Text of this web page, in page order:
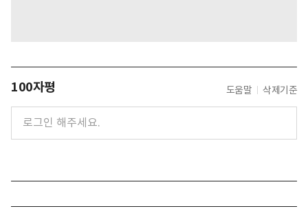
100자평 도움말 삭제기준